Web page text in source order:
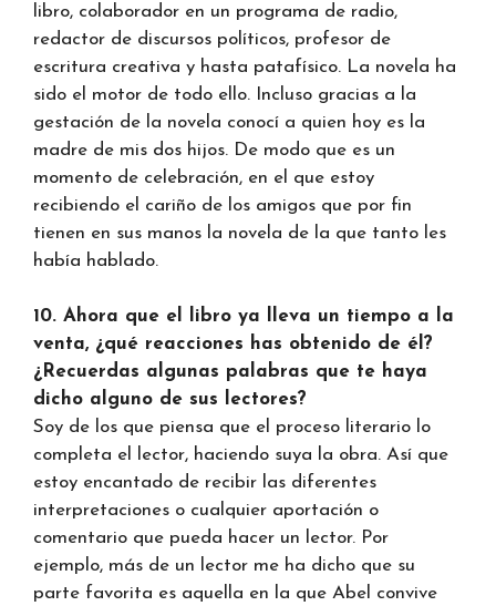
libro, colaborador en un programa de radio,
redactor de discursos políticos, profesor de
escritura creativa y hasta patafísico. La novela ha
sido el motor de todo ello. Incluso gracias a la
gestación de la novela conocí a quien hoy es la
madre de mis dos hijos. De modo que es un
momento de celebración, en el que estoy
recibiendo el cariño de los amigos que por fin
tienen en sus manos la novela de la que tanto les
había hablado.
10. Ahora que el libro ya lleva un tiempo a la
venta, ¿qué reacciones has obtenido de él?
¿Recuerdas algunas palabras que te haya
dicho alguno de sus lectores?
Soy de los que piensa que el proceso literario lo
completa el lector, haciendo suya la obra. Así que
estoy encantado de recibir las diferentes
interpretaciones o cualquier aportación o
comentario que pueda hacer un lector. Por
ejemplo, más de un lector me ha dicho que su
parte favorita es aquella en la que Abel convive